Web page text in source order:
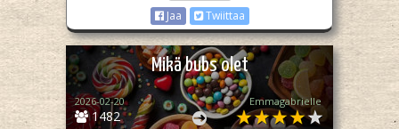
Jaa
Twiittaa
Mikä bubs olet
1482
2026-02-20 Emmagabrielle